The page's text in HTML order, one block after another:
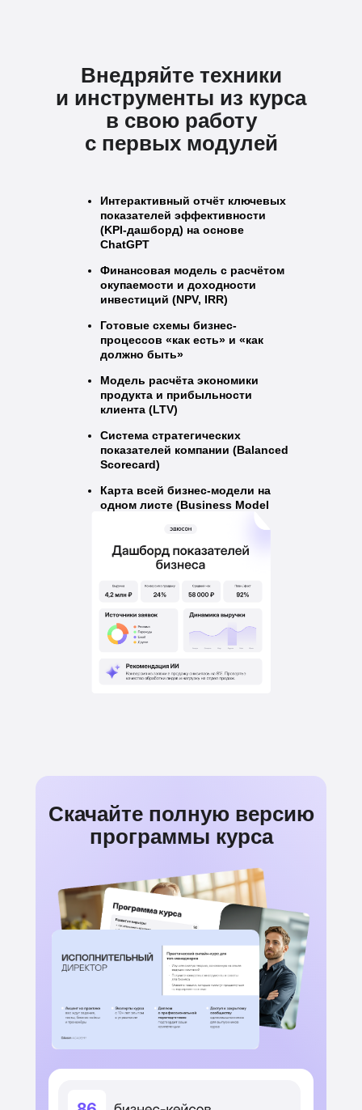
Внедряйте техники
и инструменты из курса
в свою работу
с первых модулей
Интерактивный отчёт ключевых
показателей эффективности
(KPI-дашборд) на основе
ChatGPT
Финансовая модель с расчётом
окупаемости и доходности
инвестиций (NPV, IRR)
Готовые схемы бизнес-
процессов «как есть» и «как
должно быть»
Модель расчёта экономики
продукта и прибыльности
клиента (LTV)
Система стратегических
показателей компании (Balanced
Scorecard)
Карта всей бизнес-модели на
одном листе (Business Model
Скачайте полную версию
программы курса